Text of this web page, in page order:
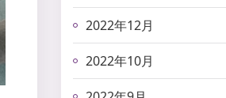
2022年12月
2022年10月